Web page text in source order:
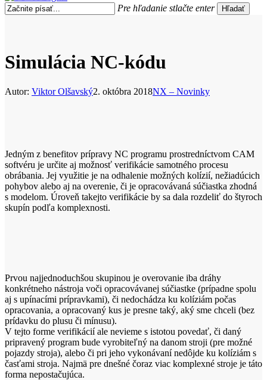
search
Menu Pre hľadanie stlačte enter Hľadať
Simulácia NC-kódu
Autor: Viktor Olšavský2. októbra 2018NX – Novinky
Jedným z benefitov prípravy NC programu prostredníctvom CAM
softvéru je určite aj možnosť verifikácie samotného procesu
obrábania. Jej využitie je na odhalenie možných kolízií, nežiadúcich
pohybov alebo aj na overenie, či je opracovávaná súčiastka zhodná
s modelom. Úroveň takejto verifikácie by sa dala rozdeliť do štyroch
skupín podľa komplexnosti.
Prvou najjednoduchšou skupinou je overovanie iba dráhy
konkrétneho nástroja voči opracovávanej súčiastke (prípadne spolu
aj s upínacími prípravkami), či nedochádza ku kolíziám počas
opracovania, a opracovaný kus je presne taký, aký sme chceli (bez
prídavku do plusu či mínusu).
V tejto forme verifikácií ale nevieme s istotou povedať, či daný
pripravený program bude vyrobiteľný na danom stroji (pre možné
pojazdy stroja), alebo či pri jeho vykonávaní nedôjde ku kolíziám s
časťami stroja. Najmä pre dnešné čoraz viac komplexné stroje je táto
forma nepostačujúca.